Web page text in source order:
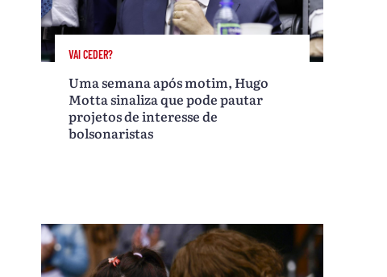
VAI CEDER?
Uma semana após motim, Hugo
Motta sinaliza que pode pautar
projetos de interesse de
bolsonaristas